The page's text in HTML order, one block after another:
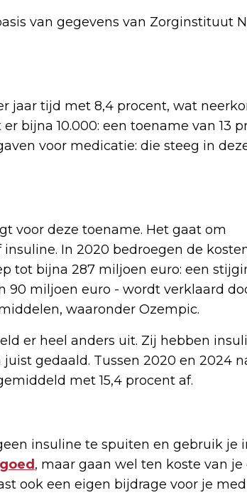
van gegevens van Zorginstituut
jaar tijd met 8,4 procent, wat
bijna 10.000: een toename van 13
voor medicatie: die steeg in
voor deze toename. Het gaat om
In 2020 bedroegen de
tot bijna 287 miljoen euro: een
90 miljoen euro - wordt verklaard
waaronder Ozempic.
er heel anders uit. Zij hebben
gedaald. Tussen 2020 en 2024
met 15,4 procent af.
insuline te spuiten en gebruik je
, maar gaan wel ten koste van je
ook een eigen bijdrage voor je